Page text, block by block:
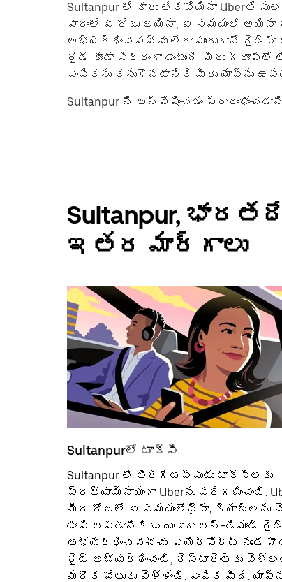
Sultanpur లో కారు లేకపోయినా Uberతో
వారంలో ఏ రోజు అయినా, ఏ సమయంలో అయినా
అభ్యర్థించవచ్చు లేదా ముందుగానే
రైడ్ కూడా సిద్ధంగా ఉంటుంది. మీరు గ్రూప్؜లో లేదా ఒంటరిగా ప్రయాణిస్తున్నా, మీ అవసరాలకు తగిన రైడ్
ఎంపికను కనుగొనడానికి మీరు యాప్‌ను
Sultanpur ని అన్వేషించడం
Sultanpur,
ఇతర మార్గాలు
Sultanpurలో టాక్సీ
Sultanpur లో తిరిగేటప్పుడు టాక్సీలకు
ప్రత్యామ్నాయంగా Uberను పరిగణించండి.
మీరు రోజులో ఏ సమయంలోనైనా, క్యాబ్‌లను
ఊపి ఆపడానికి బదులుగా ఆన్-డిమాండ్
అభ్యర్ధించవచ్చు. ఎయిర్؜పోర్ట్ నుండి హోటల్‌కు
రైడ్ అభ్యర్థించండి, రెస్టారెంట్‌కు
మరొక చోటుకు వెళ్ళండి. ఎంపిక మీదే.